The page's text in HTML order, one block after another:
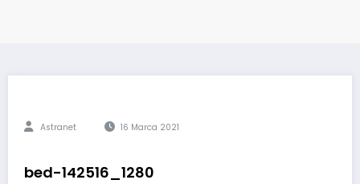
Astranet 16 Marca 2021
bed-142516_1280